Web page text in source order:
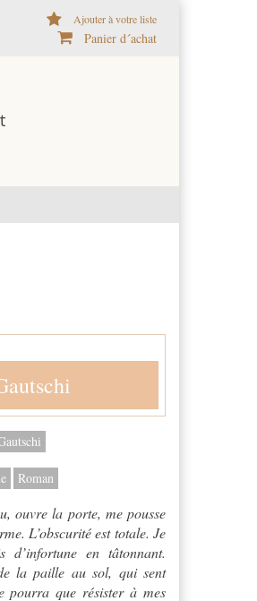
Ajouter à votre liste
Panier d´achat
Roman
ouvre la porte, me pousse
L’obscurité est totale. Je
en tâtonnant.
la paille au sol, qui sent
pourra que résister à mes